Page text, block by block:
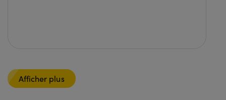
Afficher plus